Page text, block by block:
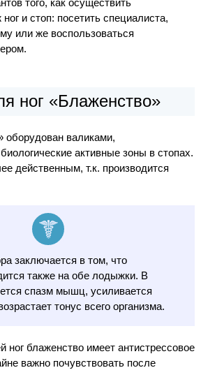
и стоп: посетить специалиста,
или же воспользоваться
ног «Блаженство»
оборудован валиками,
активные зоны в стопах.
действенным, т.к. производится
заключается в том, что
также на обе лодыжки. В
спазм мышц, усиливается
тонус всего организма.
ног блаженство имеет антистрессовое
важно почувствовать после